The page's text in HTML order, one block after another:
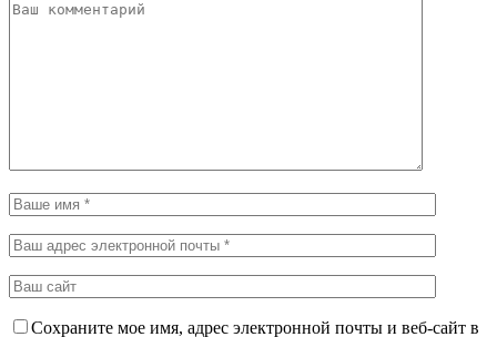
Сохраните мое имя, адрес электронной почты и веб-сайт в